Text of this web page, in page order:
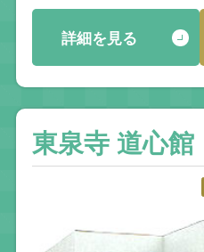
詳細を見る
東泉寺 道心館